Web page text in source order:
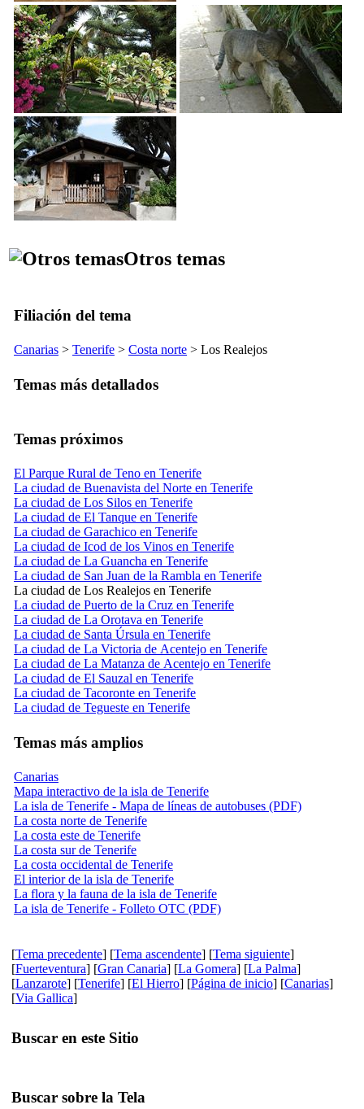
Otros temas
Filiación del tema
Canarias > Tenerife > Costa norte > Los Realejos
Temas más detallados
Temas próximos
El Parque Rural de Teno en Tenerife
La ciudad de Buenavista del Norte en Tenerife
La ciudad de Los Silos en Tenerife
La ciudad de El Tanque en Tenerife
La ciudad de Garachico en Tenerife
La ciudad de Icod de los Vinos en Tenerife
La ciudad de La Guancha en Tenerife
La ciudad de San Juan de la Rambla en Tenerife
La ciudad de Los Realejos en Tenerife
La ciudad de Puerto de la Cruz en Tenerife
La ciudad de La Orotava en Tenerife
La ciudad de Santa Úrsula en Tenerife
La ciudad de La Victoria de Acentejo en Tenerife
La ciudad de La Matanza de Acentejo en Tenerife
La ciudad de El Sauzal en Tenerife
La ciudad de Tacoronte en Tenerife
La ciudad de Tegueste en Tenerife
Temas más amplios
Canarias
Mapa interactivo de la isla de Tenerife
La isla de Tenerife - Mapa de líneas de autobuses (PDF)
La costa norte de Tenerife
La costa este de Tenerife
La costa sur de Tenerife
La costa occidental de Tenerife
El interior de la isla de Tenerife
La flora y la fauna de la isla de Tenerife
La isla de Tenerife - Folleto OTC (PDF)
[Tema precedente] [Tema ascendente] [Tema siguiente]
[Fuerteventura] [Gran Canaria] [La Gomera] [La Palma]
[Lanzarote] [Tenerife] [El Hierro] [Página de inicio] [Canarias]
[Via Gallica]
Buscar en este Sitio
Buscar sobre la Tela